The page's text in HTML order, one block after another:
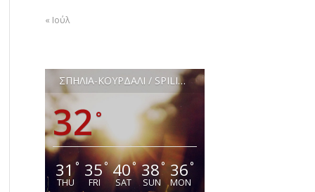
« Ιούλ
ΣΠΗΛΙΑ-ΚΟΥΡΔΑΛΙ / SPILIA-KOURDALI
32°
31 °
THU
35°
FRI
40°
SAT
38°
SUN
36°
MON